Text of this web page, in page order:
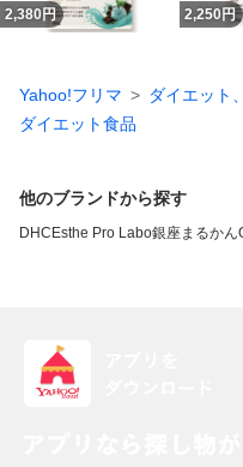
2,380 円 2,250 円
Yahoo!フリマ ダイエット
ダイエット食品
他のブランドから探す
DHC Esthe Pro Labo銀座まるかん